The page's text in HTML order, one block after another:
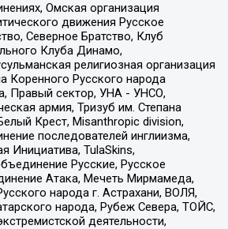
Омская организация
движения Русское
Северное Братство, Клуб
Клуба Динамо,
религиозная организация
Коренного Русского народа
Правый сектор, УНА - УНСО,
армия, Тризуб им. Степана
Крест, Misanthropic division,
последователей инглиизма,
Инициатива, TulaSkins,
Русские, Русское
Атака, Мечеть Мирмамеда,
народа г. Астрахани, ВОЛЯ,
народа, Рубеж Севера, ТОЙС,
деятельности,